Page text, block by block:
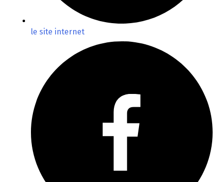
le site internet